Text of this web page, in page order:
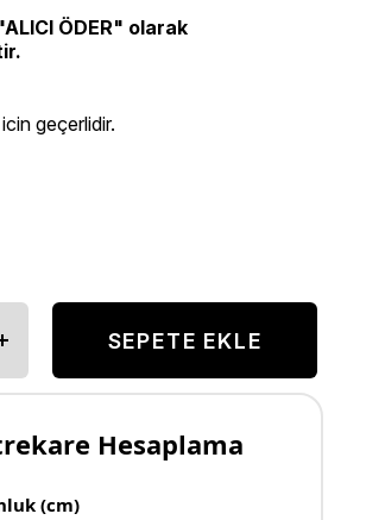
ÖDER" olarak
icin geçerlidir.
Hesaplama
(cm)